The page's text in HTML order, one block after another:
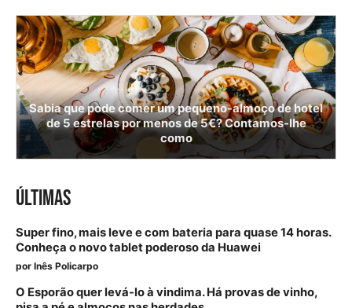
Sabia que pode comer um pequeno-almoço de hotel
de 5 estrelas por menos de 5€? Contamos-lhe
como
ÚLTIMAS
Super fino, mais leve e com bateria para quase 14 horas.
Conheça o novo tablet poderoso da Huawei
por Inês Policarpo
O Esporão quer levá-lo à vindima. Há provas de vinho,